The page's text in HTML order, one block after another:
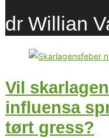
dr Willian
Vil
influensa
tørt gress?